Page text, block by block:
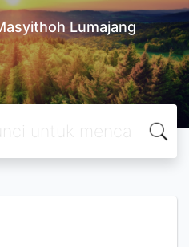
Lumajang